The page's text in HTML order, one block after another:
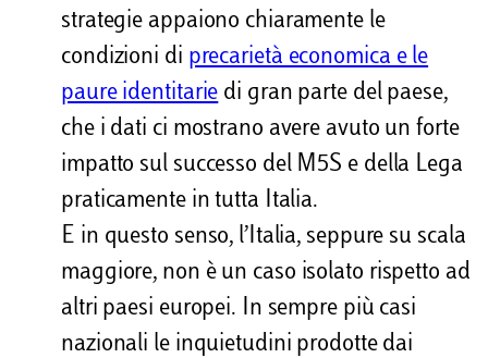
strategie appaiono chiaramente le
condizioni di precarietà economica e le
paure identitarie di gran parte del paese,
che i dati ci mostrano avere avuto un forte
impatto sul successo del M5S e della Lega
praticamente in tutta Italia.
E in questo senso, l’Italia, seppure su scala
maggiore, non è un caso isolato rispetto ad
altri paesi europei. In sempre più casi
nazionali le inquietudini prodotte dai